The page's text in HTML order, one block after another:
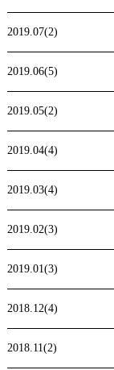
2019.07(2)
2019.06(5)
2019.05(2)
2019.04(4)
2019.03(4)
2019.02(3)
2019.01(3)
2018.12(4)
2018.11(2)